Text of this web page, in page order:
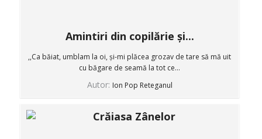
Amintiri din copilărie și...
,,Ca băiat, umblam la oi, și-mi plăcea grozav de tare să mă uit
cu băgare de seamă la tot ce...
Autor: Ion Pop Reteganul